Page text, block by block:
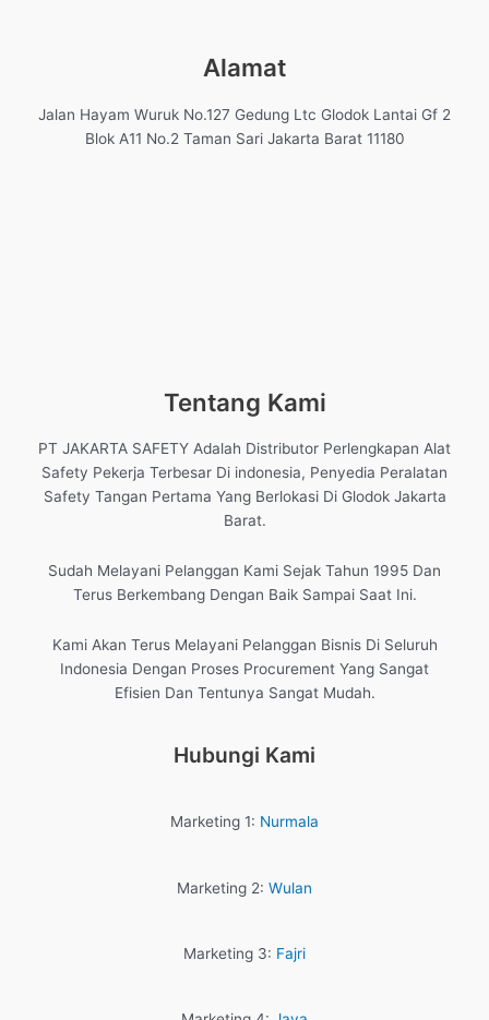
Alamat
Jalan Hayam Wuruk No.127 Gedung Ltc Glodok Lantai Gf 2
Blok A11 No.2 Taman Sari Jakarta Barat 11180
Tentang Kami
PT JAKARTA SAFETY Adalah Distributor Perlengkapan Alat
Safety Pekerja Terbesar Di indonesia, Penyedia Peralatan
Safety Tangan Pertama Yang Berlokasi Di Glodok Jakarta
Barat.
Sudah Melayani Pelanggan Kami Sejak Tahun 1995 Dan
Terus Berkembang Dengan Baik Sampai Saat Ini.
Kami Akan Terus Melayani Pelanggan Bisnis Di Seluruh
Indonesia Dengan Proses Procurement Yang Sangat
Efisien Dan Tentunya Sangat Mudah.
Hubungi Kami
Marketing 1: Nurmala
Marketing 2: Wulan
Marketing 3: Fajri